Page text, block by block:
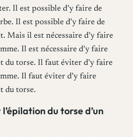
Il est possible d’y faire de
Il est possible d’y faire de
Mais il est nécessaire d’y faire
Il est nécessaire d’y faire
du torse. Il faut éviter d’y faire
Il faut éviter d’y faire
du torse.
du torse d’un